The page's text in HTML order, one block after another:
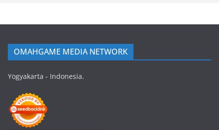
OMAHGAME MEDIA NETWORK
Yogyakarta - Indonesia.